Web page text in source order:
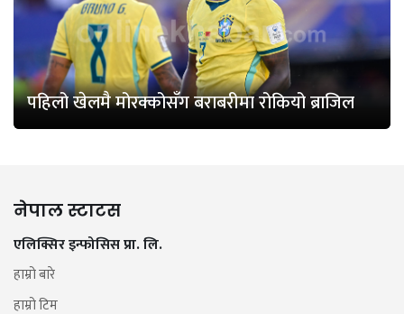
पहिलो खेलमै मोरक्कोसँग बराबरीमा रोकियो ब्राजिल
नेपाल स्टाटस
एलिक्सिर इन्फोसिस प्रा. लि.
हाम्रो बारे
हाम्रो टिम